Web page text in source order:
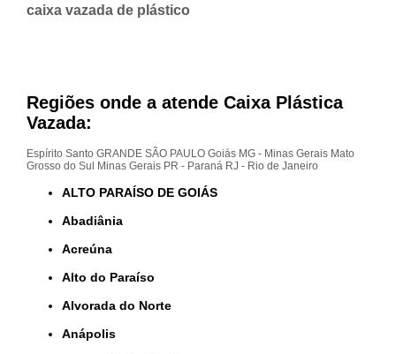
caixa vazada de plástico
Regiões onde a atende Caixa Plástica
Vazada:
Espírito Santo GRANDE SÃO PAULO Goiás MG - Minas Gerais Mato
Grosso do Sul
Minas Gerais PR - Paraná RJ - Rio de Janeiro
ALTO PARAÍSO DE GOIÁS
Abadiânia
Acreúna
Alto do Paraíso
Alvorada do Norte
Anápolis